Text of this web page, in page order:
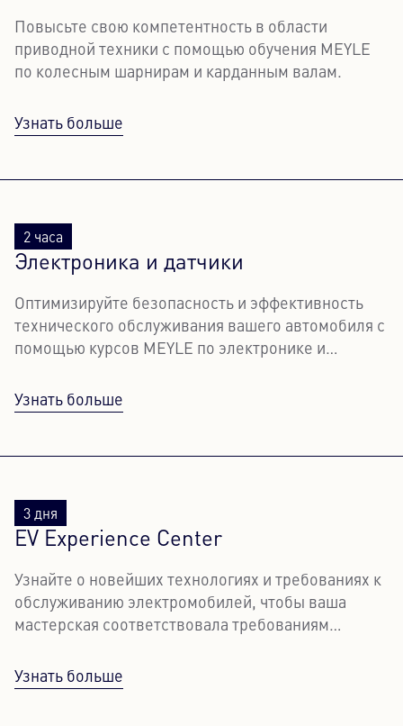
Повысьте свою компетентность в области
приводной техники с помощью обучения MEYLE
по колесным шарнирам и карданным валам.
Узнать больше
2 часа
Электроника и датчики
Оптимизируйте безопасность и эффективность
технического обслуживания вашего автомобиля с
помощью курсов MEYLE по электронике и
Узнать больше
3 дня
EV Experience Center
Узнайте о новейших технологиях и требованиях к
обслуживанию электромобилей, чтобы ваша
мастерская соответствовала требованиям
Узнать больше